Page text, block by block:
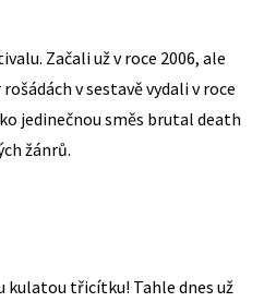
Začali už v roce 2006, ale
v sestavě vydali v roce
jedinečnou směs brutal death
žánrů.
kulatou třicítku! Tahle dnes už